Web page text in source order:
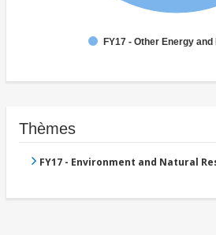
FY17 - Other Energy
Thèmes
FY17 - Environment and Natural